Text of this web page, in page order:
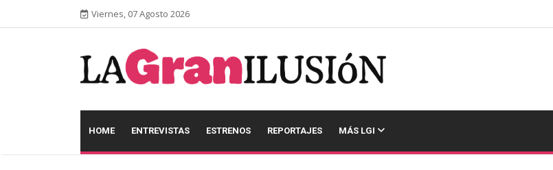
Viernes, 07 Agosto 2026
HOME ENTREVISTAS ESTRENOS REPORTAJES MÁS LGI